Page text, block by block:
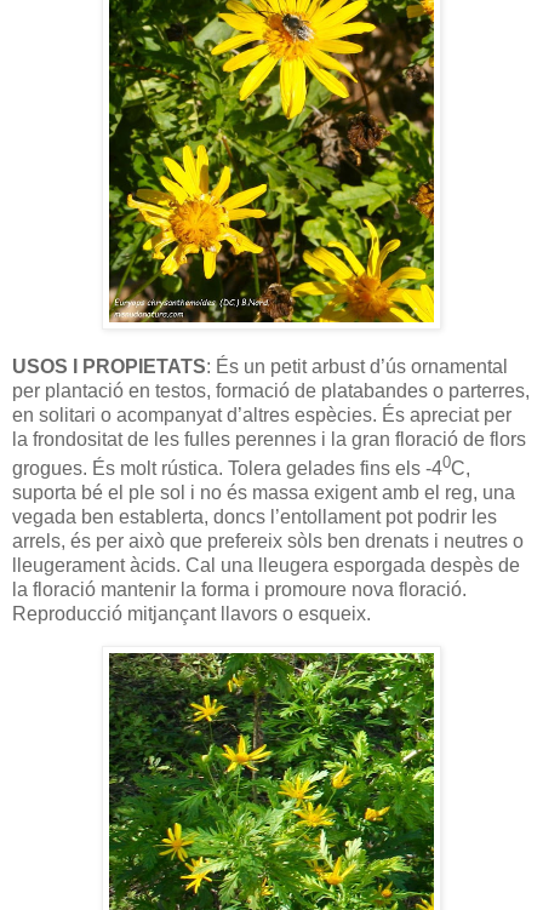
USOS I PROPIETATS: És un petit arbust d’ús ornamental
per plantació en testos, formació de platabandes o parterres,
en solitari o acompanyat d’altres espècies. És apreciat per
la frondositat de les fulles perennes i la gran floració de flors
grogues. És molt rústica. Tolera gelades fins els -40C,
suporta bé el ple sol i no és massa exigent amb el reg, una
vegada ben establerta, doncs l’entollament pot podrir les
arrels, és per això que prefereix sòls ben drenats i neutres o
lleugerament àcids. Cal una lleugera esporgada despès de
la floració mantenir la forma i promoure nova floració.
Reproducció mitjançant llavors o esqueix.